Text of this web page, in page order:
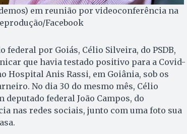
em reunião por videoconferência na
Facebook
federal por Goiás, Célio Silveira, do PSDB,
que havia testado positivo para a Covid-
Hospital Anis Rassi, em Goiânia, sob os
No dia 30 do mesmo mês, Célio
deputado federal João Campos, do
nas redes sociais, junto com uma foto sua